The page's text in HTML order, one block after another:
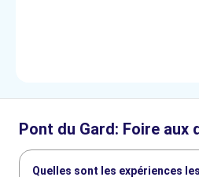
Pont du Gard: Foire aux
Quelles sont les expériences